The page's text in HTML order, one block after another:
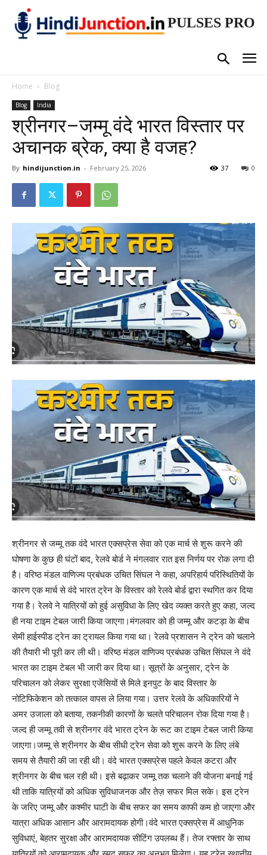
PULSES PRO
Home Blog
Blog India
श्रीनगर–जम्मू वंदे भारत विस्तार पर
अचानक ब्रेक, क्या है वजह?
By hindijunction.in - February 25, 2026 0
37
श्रीनगर से जम्मू तक वंदे भारत एक्सप्रेस सेवा को एक मार्च से शुरू करने की
घोषणा के कुछ ही घंटों बाद, रेलवे बोर्ड ने मंगलवार रात इस निर्णय पर रोक लगा दी
है। वरिष्ठ मंडल वाणिज्य प्रबंधक उचित सिंघल ने कहा, अपरिहार्य परिस्थितियों के
कारण एक मार्च से वंदे भारत ट्रेन के विस्तार को रेलवे बोर्ड द्वारा स्थगित कर दिया
गया है। रेलवे ने यात्रियों को हुई असुविधा के लिए खेद व्यक्त करते हुए कहा, जल्द
ही नया टाइम टेबल जारी किया जाएगा।मंगलवार को ही जम्मू और कटड़ा के बीच
सेमी हाईस्पीड ट्रेन का ट्रायल किया गया था। रेलवे प्रशासन ने ट्रेन को चलाने
की तैयारी भी पूरी कर ली थी। वरिष्ठ मंडल वाणिज्य प्रबंधक उचित सिंघल ने वंदे
भारत का टाइम टेबल भी जारी कर दिया था। सूत्रों के अनुसार, ट्रेन के
परिचालन को लेकर सुरक्षा एजेंसियों से मिले इनपुट के बाद विस्तार के
नोटिफिकेशन को तत्काल वापस ले लिया गया। उत्तर रेलवे के अधिकारियों ने
अमर उजाला को बताया, तकनीकी कारणों के चलते परिचालन रोक दिया गया है।
जल्द ही जम्मू तवी से श्रीनगर वंदे भारत ट्रेन के रूट का टाइम टेबल जारी किया
जाएगा।जम्मू से श्रीनगर के बीच सीधी ट्रेन सेवा को शुरू करने के लिए लंबे
समय से तैयारी की जा रही थी। वंदे भारत एक्सप्रेस पहले केवल कटरा और
श्रीनगर के बीच चल रही थी। इसे बढ़ाकर जम्मू तक चलाने की योजना बनाई गई
थी ताकि यात्रियों को अधिक सुविधाजनक और तेज़ सफर मिल सके। इस ट्रेन
के जरिए जम्मू और कश्मीर घाटी के बीच सफर का समय काफी कम हो जाएगा और
यात्रा अधिक आसान और आरामदायक होगी।वंदे भारत एक्सप्रेस में आधुनिक
सुविधाएं, बेहतर सुरक्षा और आरामदायक सीटिंग उपलब्ध हैं। तेज रफ्तार के साथ